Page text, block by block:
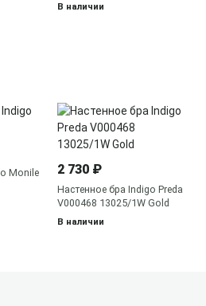
В наличии
Monile
2 730 ₽
Настенное бра Indigo Preda
V000468 13025/1W Gold
В наличии